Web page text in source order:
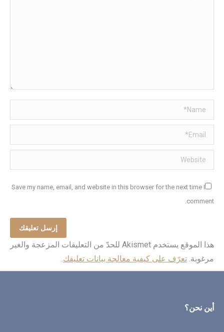
Name *
Email *
Website
Save my name, email, and website in this browser for the next time I
comment.
إرسل تعليقك
هذا الموقع يستخدم Akismet للحدّ من التعليقات المزعجة والغير
مرغوبة. تعرّف على كيفية معالجة بيانات تعليقك.
أين نحن؟